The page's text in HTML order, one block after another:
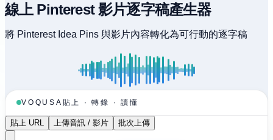
線上 Pinterest 影片逐字稿產生器
將 Pinterest Idea Pins 與影片內容轉化為可行動的逐字稿
VOQUSA 貼上 · 轉錄 · 讀懂
貼上 URL 上傳音訊 / 影片 批次上傳